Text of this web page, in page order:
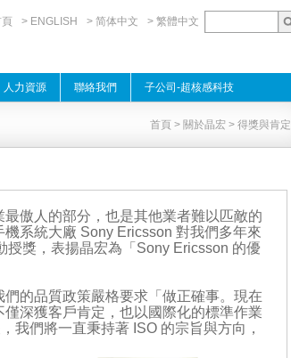
> ENGLISH > 简体中文 > 繁體中文
人力資源 聯絡我們 子公司-超核感科技
首頁 > 關於晶宏 > 得獎與肯定
傲人的部分，也是其他業者難以匹敵的
系統大廠 Sony Ericsson 對我們多年來
獎，表揚晶宏為「Sony Ericsson 的優
的品質政策嚴格要求「做正確事。現在
深獲客戶肯定，也以國際化的標準作業
我們將一直秉持著 ISO 的宗旨與方向，